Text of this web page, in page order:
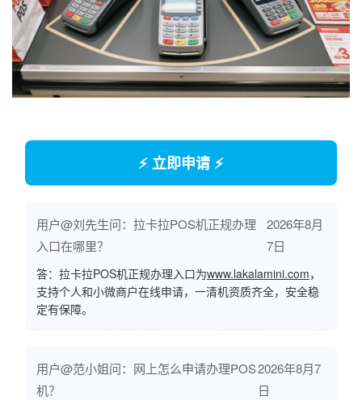
⚡ 立即申请 ⚡
用户@刘先生问：拉卡拉POS机正规办理
入口在哪里？
2026年8月
7日
答：拉卡拉POS机正规办理入口为www.lakalamini.com，
支持个人和小微商户在线申请，一清机资质齐全，安全稳
定有保障。
用户@范小姐问：网上怎么申请办理POS
机？
2026年8月7
日